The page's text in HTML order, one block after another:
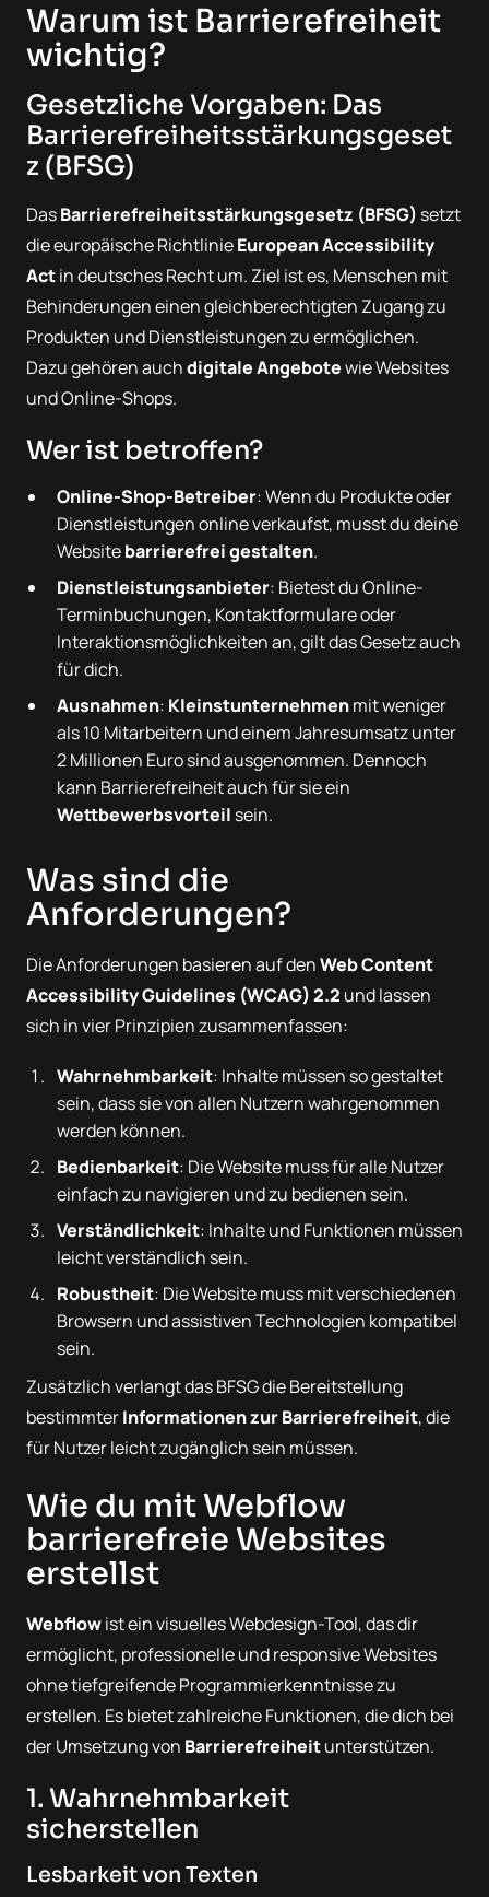
Warum ist Barrierefreiheit
wichtig?
Gesetzliche Vorgaben: Das
Barrierefreiheitsstärkungsgeset
z (BFSG)
DasBarrierefreiheitsstärkungsgesetz (BFSG) setzt
die europäische RichtlinieEuropean Accessibility
Actin deutsches Recht um. Ziel ist es, Menschen mit
Behinderungen einen gleichberechtigten Zugang zu
Produkten und Dienstleistungen zu ermöglichen.
Dazu gehören auchdigitale Angebotewie Websites
und Online-Shops.
Wer ist betroffen?
Online-Shop-Betreiber: Wenn du Produkte oder
Dienstleistungen online verkaufst, musst du deine
Websitebarrierefrei gestalten.
Dienstleistungsanbieter: Bietest du Online-
Terminbuchungen, Kontaktformulare oder
Interaktionsmöglichkeiten an, gilt das Gesetz auch
für dich.
Ausnahmen: Kleinstunternehmenmit weniger
als 10 Mitarbeitern und einem Jahresumsatz unter
2 Millionen Euro sind ausgenommen. Dennoch
kann Barrierefreiheit auch für sie ein
Wettbewerbsvorteil sein.
Was sind die
Anforderungen?
Die Anforderungen basieren auf denWeb Content
Accessibility Guidelines (WCAG) 2.2 und lassen
sich in vier Prinzipien zusammenfassen:
Wahrnehmbarkeit: Inhalte müssen so gestaltet
sein, dass sie von allen Nutzern wahrgenommen
werden können.
Bedienbarkeit: Die Website muss für alle Nutzer
einfach zu navigieren und zu bedienen sein.
Verständlichkeit: Inhalte und Funktionen müssen
leicht verständlich sein.
Robustheit: Die Website muss mit verschiedenen
Browsern und assistiven Technologien kompatibel
sein.
Zusätzlich verlangt das BFSG die Bereitstellung
bestimmterInformationen zur Barrierefreiheit, die
für Nutzer leicht zugänglich sein müssen.
Wie du mit Webflow
barrierefreie Websites
erstellst
Webflowist ein visuelles Webdesign-Tool, das dir
ermöglicht, professionelle und responsive Websites
ohne tiefgreifende Programmierkenntnisse zu
erstellen. Es bietet zahlreiche Funktionen, die dich bei
der Umsetzung von Barrierefreiheitunterstützen.
1. Wahrnehmbarkeit
sicherstellen
Lesbarkeit von Texten